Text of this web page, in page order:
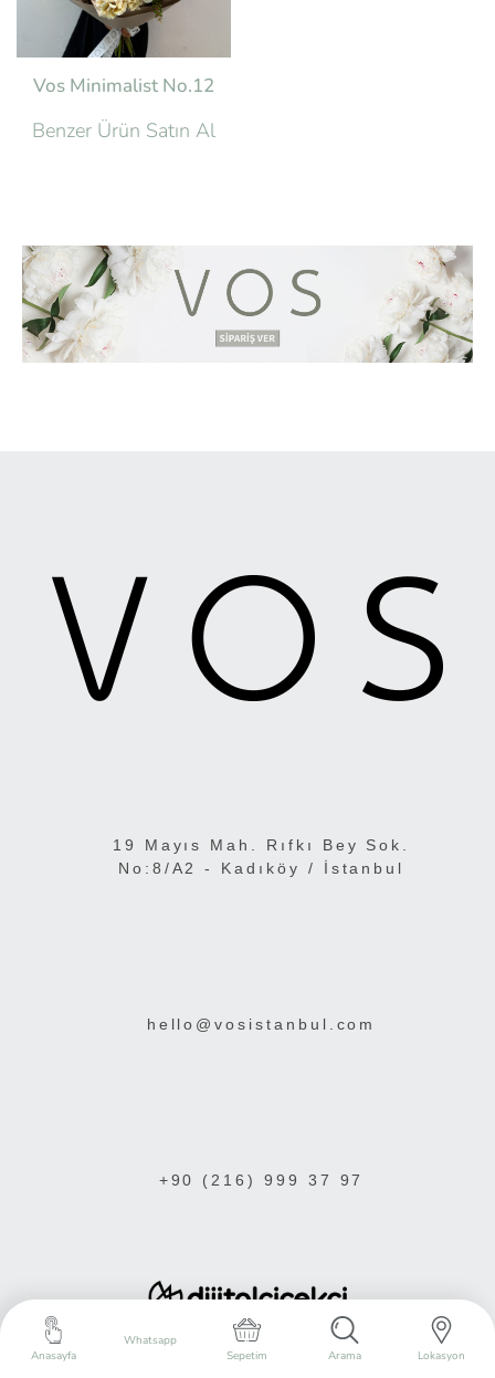
Vos Minimalist No.12
Benzer Ürün Satın Al
19 Mayıs Mah. Rıfkı Bey Sok.
No:8/A2 - Kadıköy / İstanbul
hello@vosistanbul.com
+90 (216) 999 37 97
Anasayfa
Whatsapp
Sepetim
Arama Lokasyon